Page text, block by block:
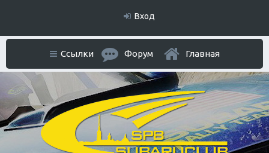
Вход
Ссылки Форум Главная